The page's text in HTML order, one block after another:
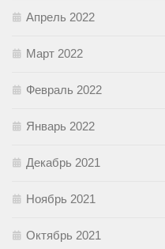
Апрель 2022
Март 2022
Февраль 2022
Январь 2022
Декабрь 2021
Ноябрь 2021
Октябрь 2021